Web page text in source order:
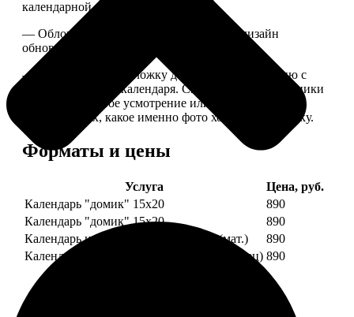
календарной сеткой.
— Обложка для календаря стандартная, дизайн
обновляем каждый год.
— В кружочек на обложку добавляем фотографию с
одной из страниц календаря. Снимок наши сотрудники
выбирают на свое усмотрение или пишите в
комментариях, какое именно фото хотите на обложку.
Форматы и цены
Услуга
Цена, руб.
Календарь "домик" 15х20
890
Календарь "домик" 15х20
890
Календарь настольный А5 210х148 (мат.)
890
Календарь настольный А5 210х148 (глянец) 890